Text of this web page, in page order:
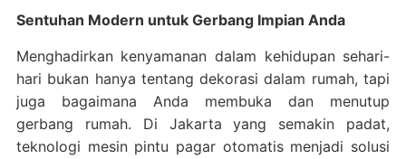
Sentuhan Modern untuk Gerbang Impian Anda
Menghadirkan kenyamanan dalam kehidupan sehari-
hari bukan hanya tentang dekorasi dalam rumah, tapi
juga bagaimana Anda membuka dan menutup
gerbang rumah. Di Jakarta yang semakin padat,
teknologi mesin pintu pagar otomatis menjadi solusi